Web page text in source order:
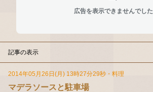
広告を表示できませんでした
記事の表示
2014年05月26日(月) 13時27分29秒 ・ 料理
マデラソースと駐車場